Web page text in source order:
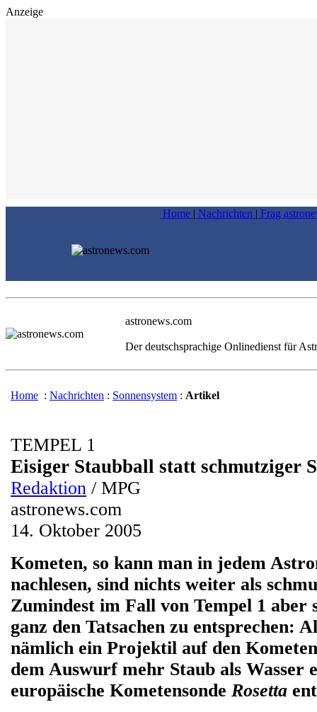
Anzeige
Home | Nachrichten | Frag
astronews.com
Der deutschsprachige Onlinedienst für
Home : Nachrichten : Sonnensystem : Artikel
TEMPEL 1
Eisiger Staubball statt schmutziger
Redaktion / MPG
astronews.com
14. Oktober 2005
Kometen, so kann man in jedem
nachlesen, sind nichts weiter als
Zumindest im Fall von Tempel 1 aber
ganz den Tatsachen zu entsprechen:
nämlich ein Projektil auf den
dem Auswurf mehr Staub als Wasser
europäische Kometensonde Rosetta